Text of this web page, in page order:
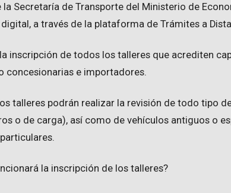
la Secretaría de Transporte del Ministerio de
a través de la plataforma de Trámites a
inscripción de todos los talleres que acrediten
concesionarias e importadores.
talleres podrán realizar la revisión de todo tipo
o de carga), así como de vehículos antiguos o
la inscripción de los talleres?